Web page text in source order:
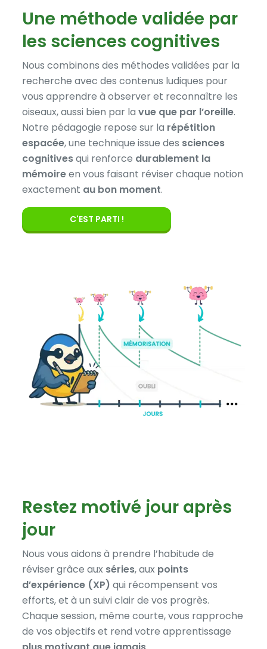
Une méthode validée par
les sciences cognitives
Nous combinons des méthodes validées par la
recherche avec des contenus ludiques pour
vous apprendre à observer et reconnaître les
oiseaux, aussi bien par lavue que par l’oreille.
Notre pédagogie repose sur la répétition
espacée, une technique issue des sciences
cognitivesqui renforce durablement la
mémoireen vous faisant réviser chaque notion
exactement au bon moment.
C'EST PARTI !
Restez motivé jour après
jour
Nous vous aidons à prendre l’habitude de
réviser grâce aux séries, aux points
d’expérience (XP) qui récompensent vos
efforts, et à un suivi clair de vos progrès.
Chaque session, même courte, vous rapproche
de vos objectifs et rend votre apprentissage